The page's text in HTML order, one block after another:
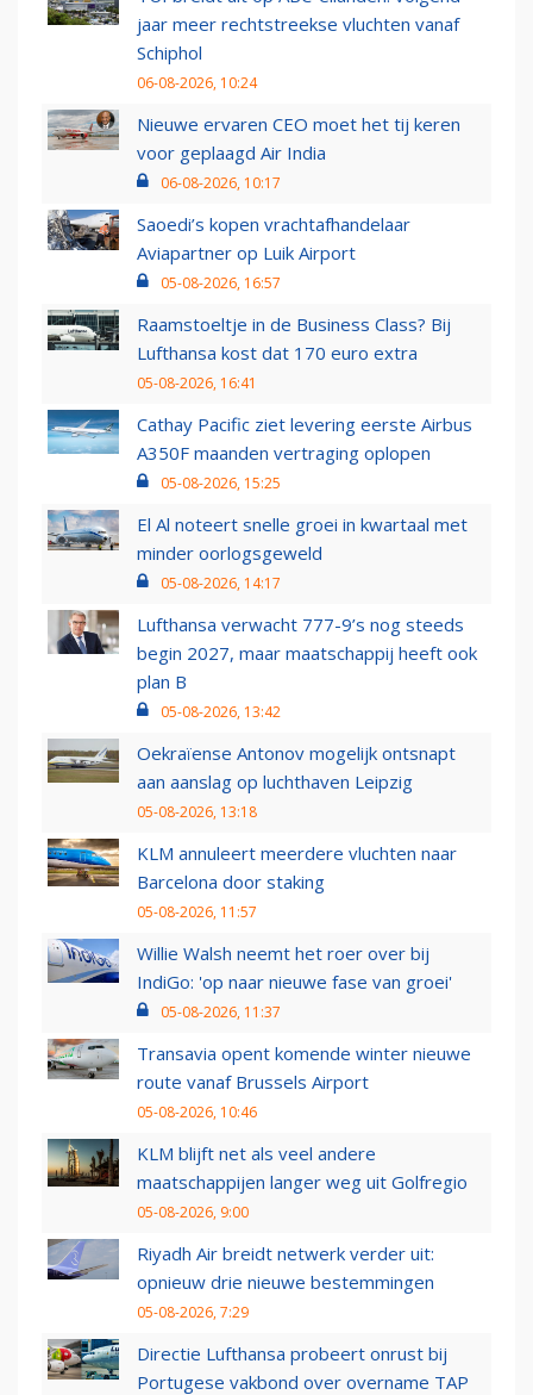
jaar meer rechtstreekse vluchten vanaf
Schiphol
06-08-2026, 10:24
Nieuwe ervaren CEO moet het tij keren
voor geplaagd Air India
06-08-2026, 10:17
Saoedi’s kopen vrachtafhandelaar
Aviapartner op Luik Airport
05-08-2026, 16:57
Raamstoeltje in de Business Class? Bij
Lufthansa kost dat 170 euro extra
05-08-2026, 16:41
Cathay Pacific ziet levering eerste Airbus
A350F maanden vertraging oplopen
05-08-2026, 15:25
El Al noteert snelle groei in kwartaal met
minder oorlogsgeweld
05-08-2026, 14:17
Lufthansa verwacht 777-9’s nog steeds
begin 2027, maar maatschappij heeft ook
plan B
05-08-2026, 13:42
Oekraïense Antonov mogelijk ontsnapt
aan aanslag op luchthaven Leipzig
05-08-2026, 13:18
KLM annuleert meerdere vluchten naar
Barcelona door staking
05-08-2026, 11:57
Willie Walsh neemt het roer over bij
IndiGo: 'op naar nieuwe fase van groei'
05-08-2026, 11:37
Transavia opent komende winter nieuwe
route vanaf Brussels Airport
05-08-2026, 10:46
KLM blijft net als veel andere
maatschappijen langer weg uit Golfregio
05-08-2026, 9:00
Riyadh Air breidt netwerk verder uit:
opnieuw drie nieuwe bestemmingen
05-08-2026, 7:29
Directie Lufthansa probeert onrust bij
Portugese vakbond over overname TAP